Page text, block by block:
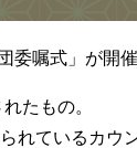
嘱式」が開催
たもの。
れているカウ